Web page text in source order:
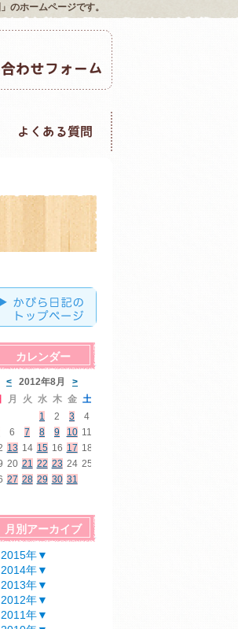
のホームページです。
カレンダー
月別アーカイブ
2015年▼
2014年▼
2013年▼
2012年▼
2011年▼